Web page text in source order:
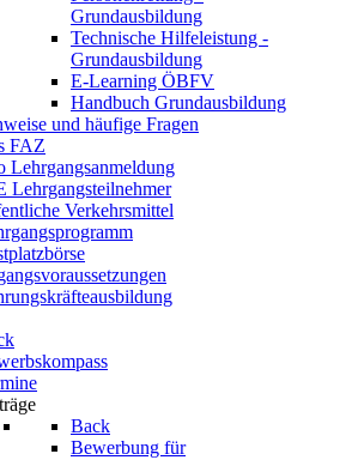
Grundausbildung
Technische Hilfeleistung -
Grundausbildung
E-Learning ÖBFV
Handbuch Grundausbildung
und häufige Fragen
FAZ
Lehrgangsanmeldung
Lehrgangsteilnehmer
Verkehrsmittel
Back
Bewerbung für